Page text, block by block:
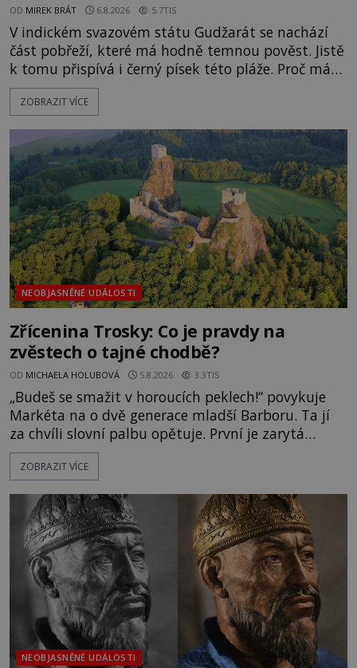
OD MIREK BRÁT 6.8.2026 5.7TIS
V indickém svazovém státu Gudžarát se nachází
část pobřeží, které má hodně temnou pověst. Jistě
k tomu přispívá i černý písek této pláže. Proč má
pláž takové netypické zbarvení? Nakolik jsou
pravdivé historky, že zde došlo k nevysvětlitelným
následovat. Vstupujeme na pláž Dumas ve městě
Surat. Gu
ZOBRAZIT VÍCE
NEOBJASNĚNÉ UDÁLOSTI
Zřícenina Trosky: Co je pravdy na
zvěstech o tajné chodbě?
OD MICHAELA HOLUBOVÁ 5.8.2026 3.3TIS
„Budeš se smažit v horoucích peklech!“ povykuje
Markéta na o dvě generace mladší Barboru. Ta jí
za chvíli slovní palbu opětuje. První je zarytá
katolička, druhá přesvědčená kališnice. A každá z
nich se usídlí na jedné z věží slavného hradu
mezi vůdce protihusitského boje. Za manželku má
skutečně jistou
ZOBRAZIT VÍCE
NEOBJASNĚNÉ UDÁLOSTI